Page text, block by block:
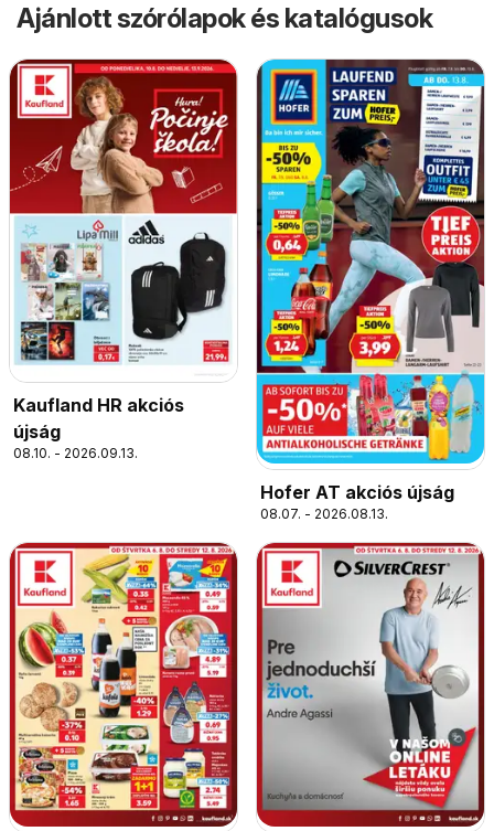
Ajánlott szórólapok és katalógusok
Kaufland HR akciós
újság
08.10. - 2026.09.13.
Hofer AT akciós újság
08.07. - 2026.08.13.